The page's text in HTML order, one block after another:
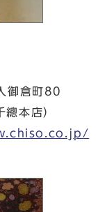
御倉町80
本店）